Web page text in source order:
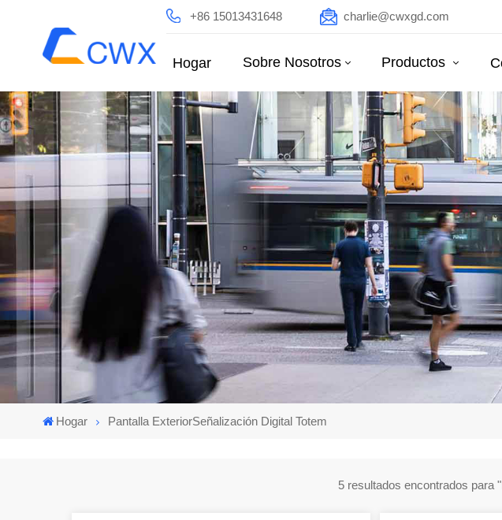
+86 15013431648 charlie@cwxgd.com
Hogar Sobre Nosotros Productos
Hogar Pantalla ExteriorSeñalización Digital Totem